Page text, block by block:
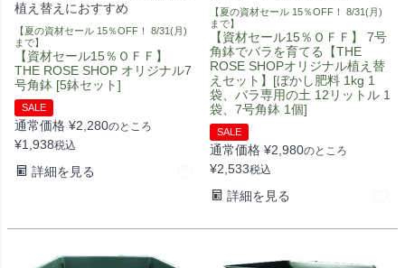
植え替えにおすすめ
【夏の資材セール 15％OFF！ 8/31(月)
まで】
【資材セール15％ＯＦＦ】
THE ROSE SHOP オリジナル7
号角鉢 [5鉢セット]
SALE
通常価格 ¥2,280のところ
¥1,938税込
詳細を見る
【夏の資材セール 15％OFF！ 8/31(月)
まで】
【資材セール15％ＯＦＦ】 7号
角鉢でバラを育てる【THE
ROSE SHOPオリジナル植え替
えセット】[ぼかし肥料 1kg 1
袋、バラ専用の土 12リットル 1
袋、7号角鉢 1個]
SALE
通常価格 ¥2,980のところ
¥2,533税込
詳細を見る